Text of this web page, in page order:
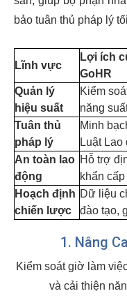
bảo tuân thủ pháp lý
Lĩnh vực
Lợi ích
GoHR
Quản lý
hiệu suất
Kiểm
năng
Tuân thủ
pháp lý
Minh
Luật
An toàn lao
động
Hỗ trợ
khẩn cấp
Hoạch định
chiến lược
Dữ liệu
đào tạo,
1. Nâng
Kiểm soát giờ làm
và cải thiện